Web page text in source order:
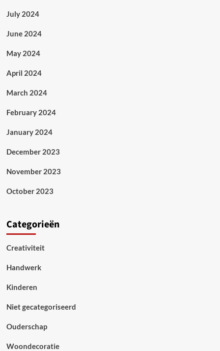
July 2024
June 2024
May 2024
April 2024
March 2024
February 2024
January 2024
December 2023
November 2023
October 2023
Categorieën
Creativiteit
Handwerk
Kinderen
Niet gecategoriseerd
Ouderschap
Woondecoratie